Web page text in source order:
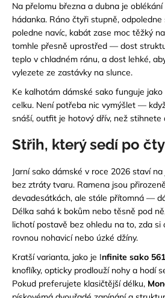
Na přelomu března a dubna je
hádanka. Ráno čtyři stupně,
poledne navíc, kabát zase moc těžký
tomhle přesně uprostřed — dost
teplo v chladném ránu, a dost lehké,
vylezete ze zastávky na slunce.
Ke kalhotám dámské sako funguje
celku. Není potřeba nic vymýšlet —
snáší, outfit je hotový dřív, než stihnete
Střih, který sedí po
Jarní sako dámské v roce 2026 staví
bez ztráty tvaru. Ramena jsou
devadesátkách, ale stále přítomná —
Délka sahá k bokům nebo těsně pod
lichotí postavě bez ohledu na to, zda si
rovnou nohavicí nebo úzké džíny.
Kratší varianta, jako je Infinite sako
knoflíky, opticky prodlouží nohy a hodí
Pokud preferujete klasičtější délku,